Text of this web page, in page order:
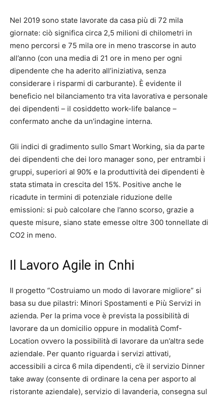
Nel 2019 sono state lavorate da casa più di 72 mila
giornate: ciò significa circa 2,5 milioni di chilometri in
meno percorsi e 75 mila ore in meno trascorse in auto
all’anno (con una media di 21 ore in meno per ogni
dipendente che ha aderito all’iniziativa, senza
considerare i risparmi di carburante). È evidente il
beneficio nel bilanciamento tra vita lavorativa e personale
dei dipendenti – il cosiddetto work-life balance –
confermato anche da un’indagine interna.
Gli indici di gradimento sullo Smart Working, sia da parte
dei dipendenti che dei loro manager sono, per entrambi i
gruppi, superiori al 90% e la produttività dei dipendenti è
stata stimata in crescita del 15%. Positive anche le
ricadute in termini di potenziale riduzione delle
emissioni: si può calcolare che l’anno scorso, grazie a
queste misure, siano state emesse oltre 300 tonnellate di
CO2 in meno.
Il Lavoro Agile in Cnhi
Il progetto “Costruiamo un modo di lavorare migliore” si
basa su due pilastri: Minori Spostamenti e Più Servizi in
azienda. Per la prima voce è prevista la possibilità di
lavorare da un domicilio oppure in modalità Comf-
Location ovvero la possibilità di lavorare da un’altra sede
aziendale. Per quanto riguarda i servizi attivati,
accessibili a circa 6 mila dipendenti, c’è il servizio Dinner
take away (consente di ordinare la cena per asporto al
ristorante aziendale), servizio di lavanderia, consegna sul